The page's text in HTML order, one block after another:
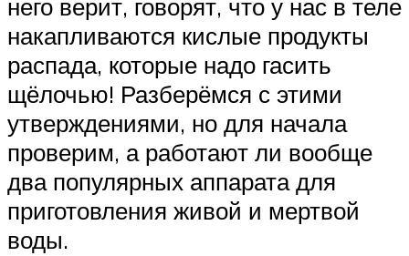
него верит, говорят, что у нас в теле
накапливаются кислые продукты
распада, которые надо гасить
щёлочью! Разберёмся с этими
утверждениями, но для начала
проверим, а работают ли вообще
два популярных аппарата для
приготовления живой и мертвой
воды.